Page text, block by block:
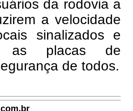
da rodovia a
a velocidade
sinalizados e
as placas de
de todos.